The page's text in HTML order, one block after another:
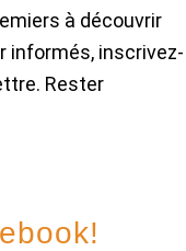
à découvrir
informés, inscrivez-
Rester